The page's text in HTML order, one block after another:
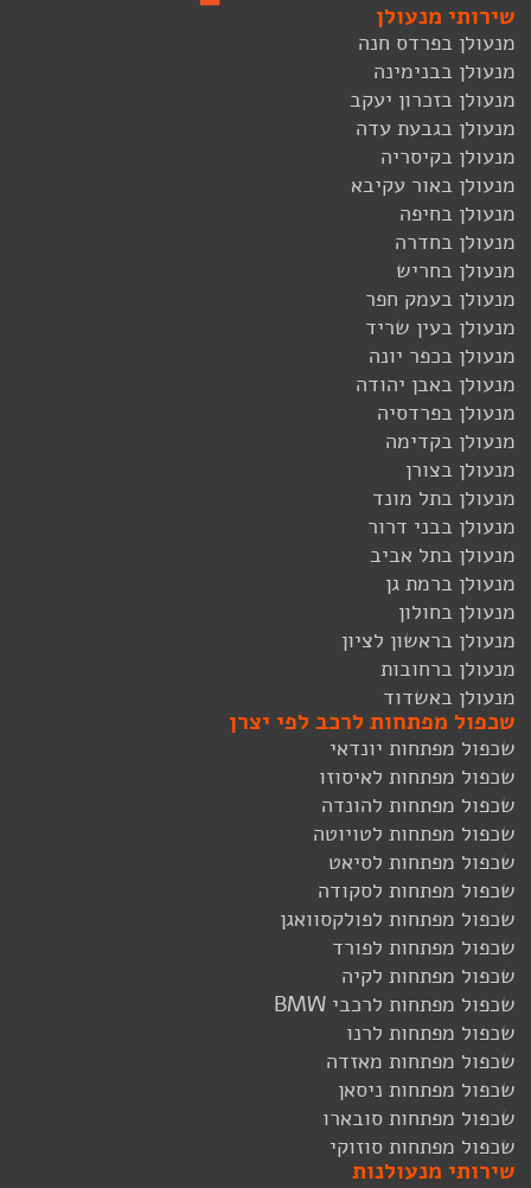
שירותי מנעולן
מנעולן בפרדס חנה
מנעולן בבנימינה
מנעולן בזכרון יעקב
מנעולן בגבעת עדה
מנעולן בקיסריה
מנעולן באור עקיבא
מנעולן בחיפה
מנעולן בחדרה
מנעולן בחריש
מנעולן בעמק חפר
מנעולן בעין שריד
מנעולן בכפר יונה
מנעולן באבן יהודה
מנעולן בפרדסיה
מנעולן בקדימה
מנעולן בצורן
מנעולן בתל מונד
מנעולן בבני דרור
מנעולן בתל אביב
מנעולן ברמת גן
מנעולן בחולון
מנעולן בראשון לציון
מנעולן ברחובות
מנעולן באשדוד
שכפול מפתחות לרכב לפי יצרן
שכפול מפתחות יונדאי
שכפול מפתחות לאיסוזו
שכפול מפתחות להונדה
שכפול מפתחות לטויוטה
שכפול מפתחות לסיאט
שכפול מפתחות לסקודה
שכפול מפתחות לפולקסוואגן
שכפול מפתחות לפורד
שכפול מפתחות לקיה
שכפול מפתחות לרכבי BMW
שכפול מפתחות לרנו
שכפול מפתחות מאזדה
שכפול מפתחות ניסאן
שכפול מפתחות סובארו
שכפול מפתחות סוזוקי
שירותי מנעולנות